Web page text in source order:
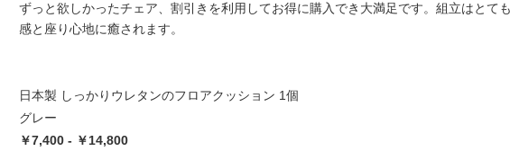
ずっと欲しかったチェア、割引きを利用してお得に購入でき大満足です。組立はとて
感と座り心地に癒されます。
日本製 しっかりウレタンのフロアクッション 1個
グレー
￥7,400 - ￥14,800